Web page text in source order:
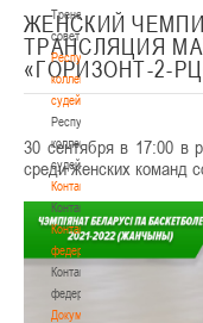
Тренерский
совет
Республиканская
коллегия
судей
Республиканская
коллегия
судей
Контакты
Контакты
Контакты
федерации
Контакты
федерации
Документы
ЖЕНСКИЙ
ТРАНСЛЯЦИЯ
«ГОРИЗОНТ-2-
30 сентября в 17:00 в
среди женских команд